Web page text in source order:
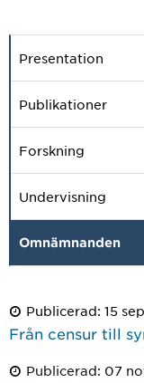
Presentation
Publikationer
Forskning
Undervisning
Omnämnanden
Publicerad: 15
Från censur till
Publicerad: 07